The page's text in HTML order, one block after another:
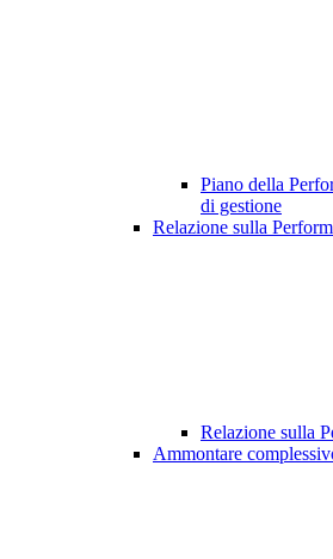
Piano della
di gestione
Relazione sulla
Relazione sulla
Ammontare